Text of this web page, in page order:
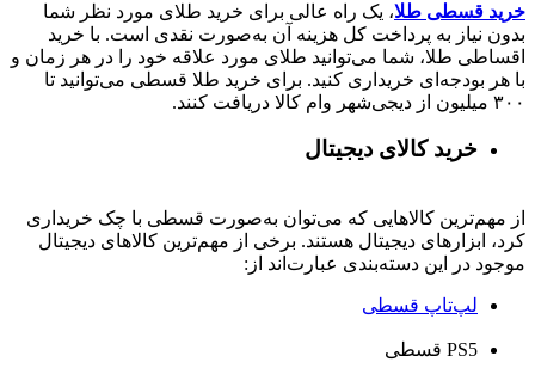
خرید قسطی طلا، یک راه عالی برای خرید طلای مورد نظر شما
بدون نیاز به پرداخت کل هزینه آن به‌صورت نقدی است. با خرید
اقساطی طلا، شما می‌توانید طلای مورد علاقه خود را در هر زمان و
با هر بودجه‌ای خریداری کنید. برای خرید طلا قسطی می‌توانید تا
۳۰۰ میلیون از دیجی‌شهر وام کالا دریافت کنند.
خرید کالای دیجیتال
از مهم‌ترین کالاهایی که می‌توان به‌صورت قسطی با چک خریداری
کرد، ابزارهای دیجیتال هستند. برخی از مهم‌ترین کالاهای دیجیتال
موجود در این دسته‌بندی عبارت‌اند از:
لپ‌تاپ قسطی
PS5 قسطی